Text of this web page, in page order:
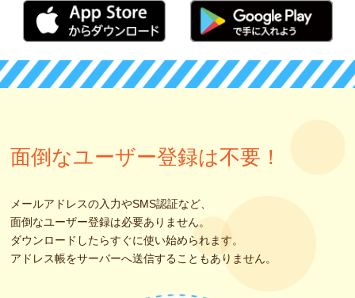
面倒なユーザー登録は不要！
メールアドレスの入力やSMS認証など、
面倒なユーザー登録は必要ありません。
ダウンロードしたらすぐに使い始められます。
アドレス帳をサーバーへ送信することもありません。